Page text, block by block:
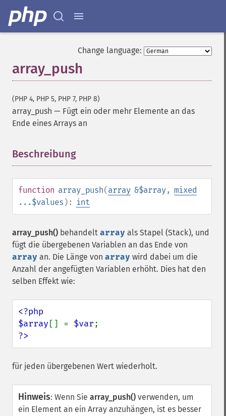
Change language:
array_push
(PHP 4, PHP 5, PHP 7, PHP 8)
array_push — Fügt ein oder mehr Elemente an das
Ende eines Arrays an
Beschreibung
function array_push(array &$array, mixed
...$values ): int
array_push() behandelt array als Stapel (Stack), und
fügt die übergebenen Variablen an das Ende von
array an. Die Länge von array wird dabei um die
Anzahl der angefügten Variablen erhöht. Dies hat den
selben Effekt wie:
<?php
$array[] = $var
?>
für jeden übergebenen Wert wiederholt.
Hinweis: Wenn Sie array_push() verwenden, um
ein Element an ein Array anzuhängen, ist es besser